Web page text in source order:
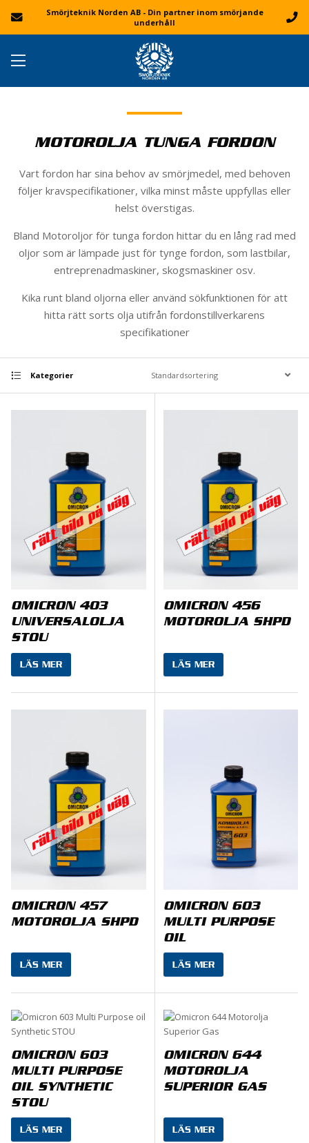
Smörjteknik Norden AB - Din partner inom smörjande
underhåll
MOTOROLJA TUNGA FORDON
Vart fordon har sina behov av smörjmedel, med behoven
följer kravspecifikationer, vilka minst måste uppfyllas eller
helst överstigas.
Bland Motoroljor för tunga fordon hittar du en lång rad med
oljor som är lämpade just för tynge fordon, som lastbilar,
entreprenadmaskiner, skogsmaskiner osv.
Kika runt bland oljorna eller använd sökfunktionen för att
hitta rätt sorts olja utifrån fordonstillverkarens
specifikationer
Kategorier
OMICRON 403
UNIVERSALOLJA
STOU
LÄS MER
OMICRON 456
MOTOROLJA SHPD
LÄS MER
OMICRON 457
MOTOROLJA SHPD
LÄS MER
OMICRON 603
MULTI PURPOSE
OIL
LÄS MER
OMICRON 603
MULTI PURPOSE
OIL SYNTHETIC
STOU
LÄS MER
OMICRON 644
MOTOROLJA
SUPERIOR GAS
LÄS MER